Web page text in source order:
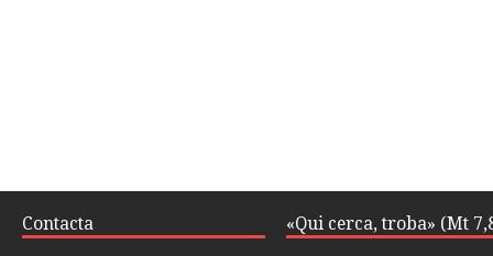
Contacta «Qui cerca, troba» (Mt